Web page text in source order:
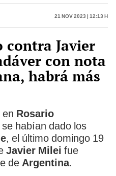
21 Nov 2023 | 12:13 h
contra Javier
con nota
habrá más
en Rosario
habían dado los
, el último domingo 19
Javier Milei fue
de Argentina.